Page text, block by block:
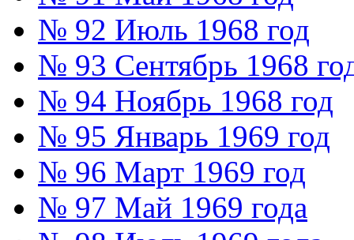
№ 92 Июль 1968 год
№ 93 Сентябрь 1968
№ 94 Ноябрь 1968 год
№ 95 Январь 1969 год
№ 96 Март 1969 год
№ 97 Май 1969 года